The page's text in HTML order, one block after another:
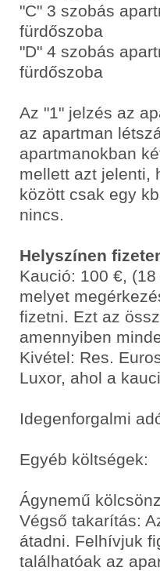
"C" 3 szobás
fürdőszoba
"D" 4 szobás
fürdőszoba
Az "1" jelzés az
az apartman
apartmanokban
mellett azt jelenti,
között csak egy
nincs.
Helyszínen
Kaució: 100 €,
melyet
fizetni. Ezt az
amennyiben
Kivétel: Res.
Luxor, ahol a
Idegenforgalmi
Egyéb költségek:
Ágynemű
Végső takarítás:
átadni. Felhívjuk
találhatóak az